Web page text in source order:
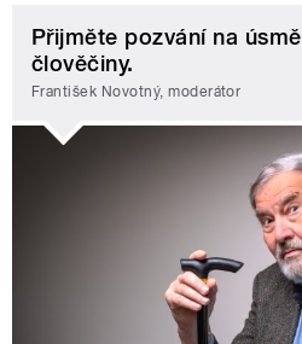
Přijměte pozvání na
člověčiny.
František Novotný, moderátor